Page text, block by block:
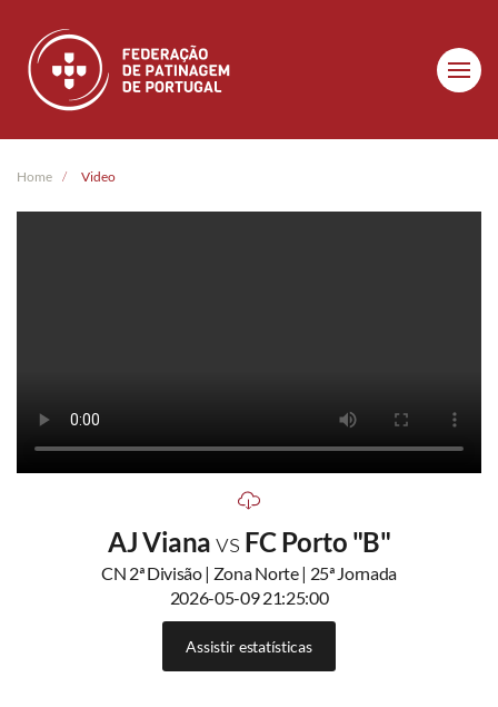
Skip to main content
Home Video
AJ Vianavs FC Porto "B"
CN 2ª Divisão | Zona Norte | 25ª Jornada
2026-05-09 21:25:00
Assistir estatísticas